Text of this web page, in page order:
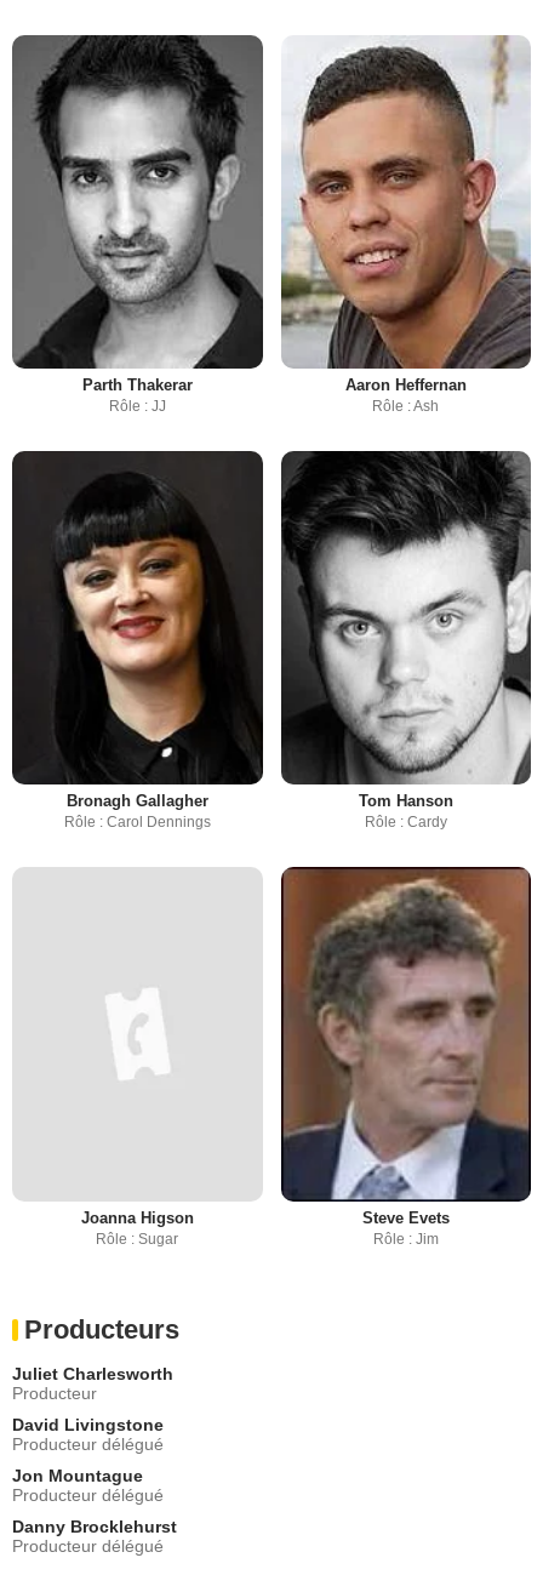
Parth Thakerar
Rôle : JJ
Aaron Heffernan
Rôle : Ash
Bronagh Gallagher
Rôle : Carol Dennings
Tom Hanson
Rôle : Cardy
Joanna Higson
Rôle : Sugar
Steve Evets
Rôle : Jim
Producteurs
Juliet Charlesworth
Producteur
David Livingstone
Producteur délégué
Jon Mountague
Producteur délégué
Danny Brocklehurst
Producteur délégué